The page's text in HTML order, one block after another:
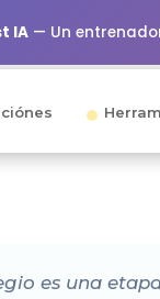
IA— Un
es una